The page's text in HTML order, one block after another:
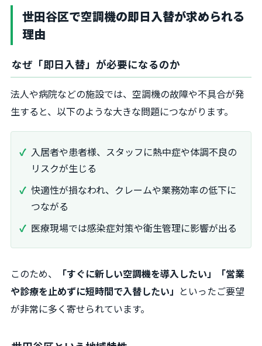
世田谷区で空調機の即日入替が求められる
理由
なぜ「即日入替」が必要になるのか
法人や病院などの施設では、空調機の故障や不具合が発
生すると、以下のような大きな問題につながります。
入居者や患者様、スタッフに熱中症や体調不良の
リスクが生じる
快適性が損なわれ、クレームや業務効率の低下に
つながる
医療現場では感染症対策や衛生管理に影響が出る
このため、
「すぐに新しい空調機を導入したい」「営業
や診療を止めずに短時間で入替したい」 といったご要望
が非常に多く寄せられています。